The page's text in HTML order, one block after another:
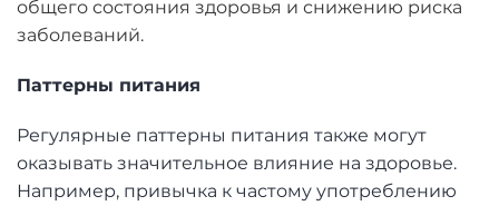
общего состояния здоровья и снижению риска
заболеваний.
Паттерны питания
Регулярные паттерны питания также могут
оказывать значительное влияние на здоровье.
Например, привычка к частому употреблению